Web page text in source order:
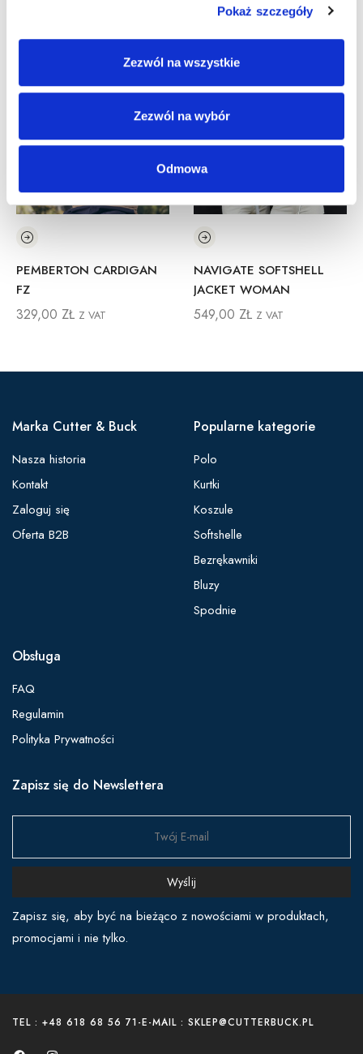
Pokaż szczegóły
Zezwól na wszystkie
Zezwól na wybór
Odmowa
PEMBERTON CARDIGAN
FZ
329,00 ZŁ Z VAT
NAVIGATE SOFTSHELL
JACKET WOMAN
549,00 ZŁ Z VAT
Marka Cutter & Buck
Nasza historia
Kontakt
Zaloguj się
Oferta B2B
Popularne kategorie
Polo
Kurtki
Koszule
Softshelle
Bezrękawniki
Bluzy
Spodnie
Obsługa
FAQ
Regulamin
Polityka Prywatności
Zapisz się do Newslettera
Wyślij
Zapisz się, aby być na bieżąco z nowościami w produktach,
promocjami i nie tylko.
TEL : +48 618 68 56 71 -E-MAIL : SKLEP@CUTTERBUCK.PL